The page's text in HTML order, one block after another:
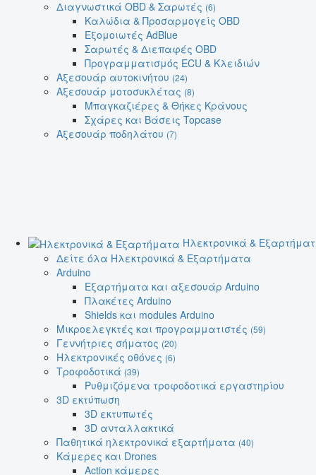
Διαγνωστικά OBD & Σαρωτές (6)
Καλώδια & Προσαρμογείς OBD
Εξομοιωτές AdBlue
Σαρωτές & Διεπαφές OBD
Προγραμματισμός ECU & Κλειδιών
Αξεσουάρ αυτοκινήτου (24)
Αξεσουάρ μοτοσυκλέτας (8)
Μπαγκαζιέρες & Θήκες Κράνους
Σχάρες και Βάσεις Topcase
Αξεσουάρ ποδηλάτου (7)
Ηλεκτρονικά &
Δείτε όλα Ηλεκτρονικά & Εξαρτήματα
Arduino
Εξαρτήματα και αξεσουάρ Arduino
Πλακέτες Arduino
Shields και modules Arduino
Μικροελεγκτές και προγραμματιστές (59)
Γεννήτριες σήματος (20)
Ηλεκτρονικές οθόνες (6)
Τροφοδοτικά (39)
Ρυθμιζόμενα τροφοδοτικά εργαστηρίου
3D εκτύπωση
3D εκτυπωτές
3D ανταλλακτικά
Παθητικά ηλεκτρονικά εξαρτήματα (40)
Κάμερες και Drones
Action κάμερες